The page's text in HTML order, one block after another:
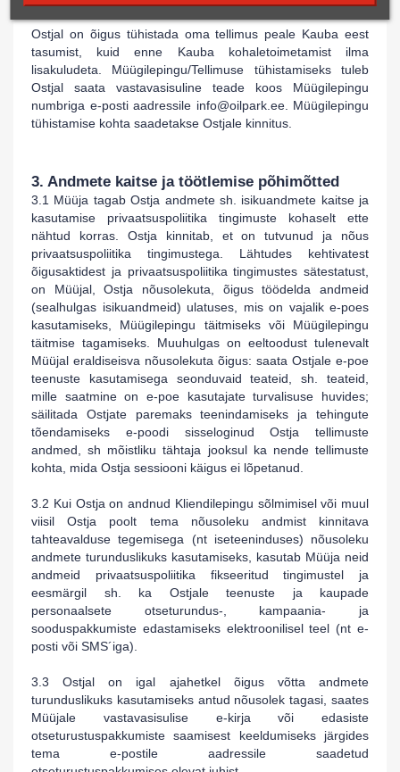
Ostjal on õigus tühistada oma tellimus peale Kauba eest
tasumist, kuid enne Kauba kohaletoimetamist ilma
lisakuludeta. Müügilepingu/Tellimuse tühistamiseks tuleb
Ostjal saata vastavasisuline teade koos Müügilepingu
numbriga e-posti aadressile info@oilpark.ee. Müügilepingu
tühistamise kohta saadetakse Ostjale kinnitus.
3. Andmete kaitse ja töötlemise põhimõtted
3.1 Müüja tagab Ostja andmete sh. isikuandmete kaitse ja
kasutamise privaatsuspoliitika tingimuste kohaselt ette
nähtud korras. Ostja kinnitab, et on tutvunud ja nõus
privaatsuspoliitika tingimustega. Lähtudes kehtivatest
õigusaktidest ja privaatsuspoliitika tingimustes sätestatust,
on Müüjal, Ostja nõusolekuta, õigus töödelda andmeid
(sealhulgas isikuandmeid) ulatuses, mis on vajalik e-poes
kasutamiseks, Müügilepingu täitmiseks või Müügilepingu
täitmise tagamiseks. Muuhulgas on eeltoodust tulenevalt
Müüjal eraldiseisva nõusolekuta õigus: saata Ostjale e-poe
teenuste kasutamisega seonduvaid teateid, sh. teateid,
mille saatmine on e-poe kasutajate turvalisuse huvides;
säilitada Ostjate paremaks teenindamiseks ja tehingute
tõendamiseks e-poodi sisseloginud Ostja tellimuste
andmed, sh mõistliku tähtaja jooksul ka nende tellimuste
kohta, mida Ostja sessiooni käigus ei lõpetanud.
3.2 Kui Ostja on andnud Kliendilepingu sõlmimisel või muul
viisil Ostja poolt tema nõusoleku andmist kinnitava
tahteavalduse tegemisega (nt iseteeninduses) nõusoleku
andmete turunduslikuks kasutamiseks, kasutab Müüja neid
andmeid privaatsuspoliitika fikseeritud tingimustel ja
eesmärgil sh. ka Ostjale teenuste ja kaupade
personaalsete otseturundus-, kampaania- ja
sooduspakkumiste edastamiseks elektroonilisel teel (nt e-
posti või SMS´iga).
3.3 Ostjal on igal ajahetkel õigus võtta andmete
turunduslikuks kasutamiseks antud nõusolek tagasi, saates
Müüjale vastavasisulise e-kirja või edasiste
otseturustuspakkumiste saamisest keeldumiseks järgides
tema e-postile aadressile saadetud